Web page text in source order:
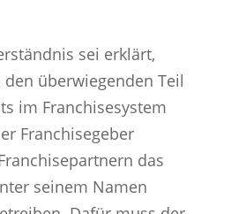
sei erklärt,
den überwiegenden Teil
im Franchisesystem
Franchisegeber
das
seinem Namen